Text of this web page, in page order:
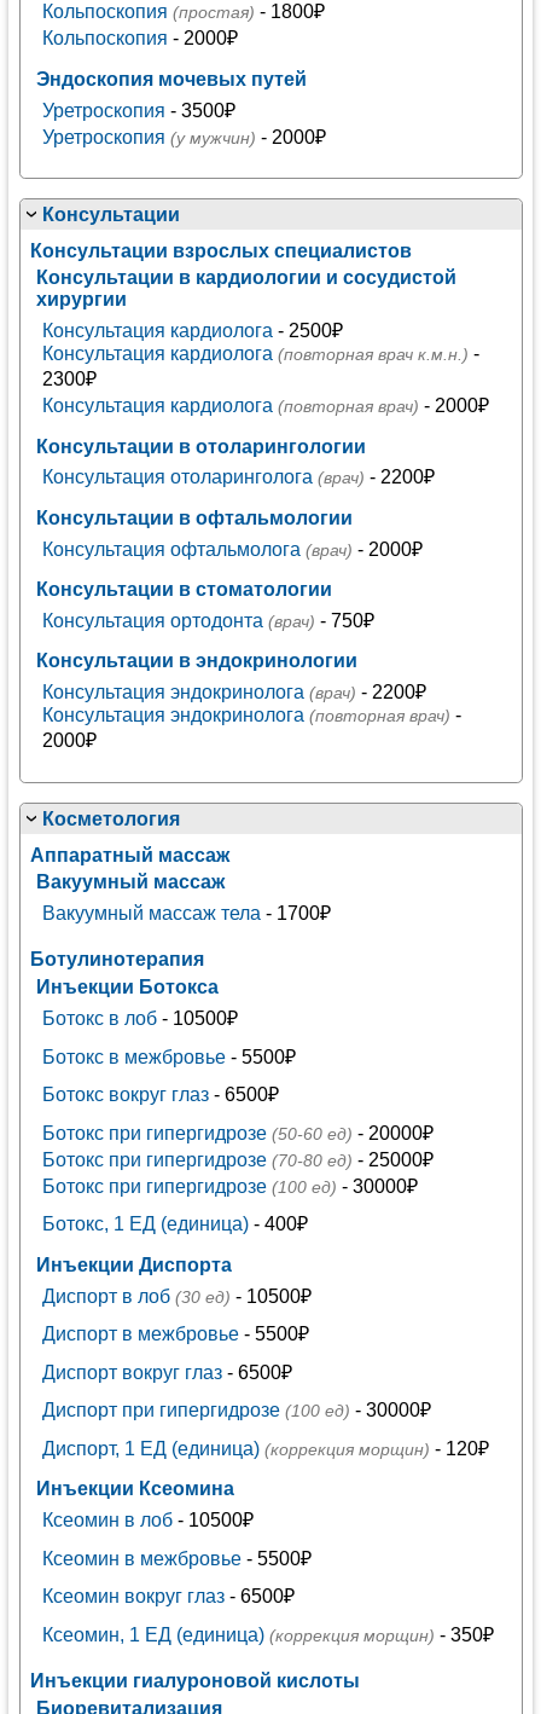
Кольпоскопия (простая) - 1800₽
Кольпоскопия - 2000₽
Эндоскопия мочевых путей
Уретроскопия - 3500₽
Уретроскопия (у мужчин) - 2000₽
Консультации
Консультации взрослых специалистов
Консультации в кардиологии и сосудистой
хирургии
Консультация кардиолога - 2500₽
Консультация кардиолога (повторная врач к.м.н.) -
2300₽
Консультация кардиолога (повторная врач) - 2000₽
Консультации в отоларингологии
Консультация отоларинголога (врач) - 2200₽
Консультации в офтальмологии
Консультация офтальмолога (врач) - 2000₽
Консультации в стоматологии
Консультация ортодонта (врач) - 750₽
Консультации в эндокринологии
Консультация эндокринолога (врач) - 2200₽
Консультация эндокринолога (повторная врач) -
2000₽
Косметология
Аппаратный массаж
Вакуумный массаж
Вакуумный массаж тела - 1700₽
Ботулинотерапия
Инъекции Ботокса
Ботокс в лоб- 10500₽
Ботокс в межбровье- 5500₽
Ботокс вокруг глаз- 6500₽
Ботокс при гипергидрозе (50-60 ед) - 20000₽
Ботокс при гипергидрозе (70-80 ед) - 25000₽
Ботокс при гипергидрозе (100 ед) - 30000₽
Ботокс, 1 ЕД (единица)- 400₽
Инъекции Диспорта
Диспорт в лоб (30 ед) - 10500₽
Диспорт в межбровье- 5500₽
Диспорт вокруг глаз- 6500₽
Диспорт при гипергидрозе (100 ед) - 30000₽
Диспорт, 1 ЕД (единица) (коррекция морщин) - 120₽
Инъекции Ксеомина
Ксеомин в лоб- 10500₽
Ксеомин в межбровье- 5500₽
Ксеомин вокруг глаз- 6500₽
Ксеомин, 1 ЕД (единица) (коррекция морщин) - 350₽
Инъекции гиалуроновой кислоты
Биоревитализация